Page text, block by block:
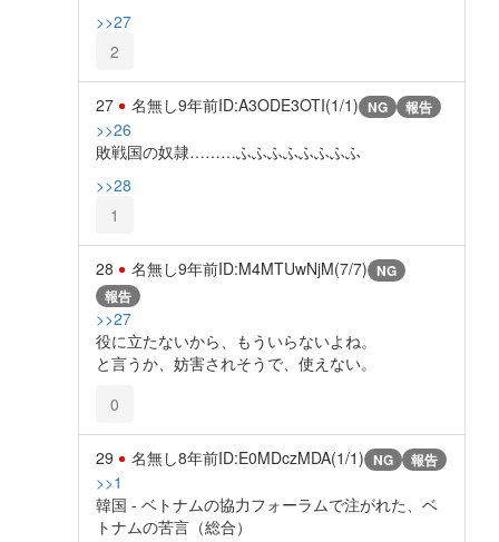
>>27
2
27 名無し9年前ID:A3ODE3OTI(1/1) NG 報告
>>26
敗戦国の奴隷………ふふふふふふふふ
>>28
1
28 名無し9年前ID:M4MTUwNjM(7/7) NG
報告
>>27
役に立たないから、もういらないよね。
と言うか、妨害されそうで、使えない。
0
29 名無し8年前ID:E0MDczMDA(1/1) NG 報告
>>1
韓国 - ベトナムの協力フォーラムで注がれた、ベ
トナムの苦言（総合）